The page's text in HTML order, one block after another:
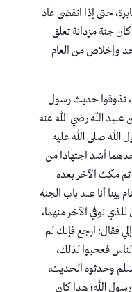
حتى إذا انقضى عاد
جنة مزدانة تعلق
وإخلاص من العام
تذوقوا حديث رسول
الله رضي الله عنه
الله صلى الله عليه
أشد اجتهادا من
ثم مكث الآخر بعده
بينا أنا عند باب الجنة
توفي الآخر منهما،
فقال: ارجع فإنك لم
فعجبوا لذلك،
وحدثوه الحديث،
الله؛ هذا كان